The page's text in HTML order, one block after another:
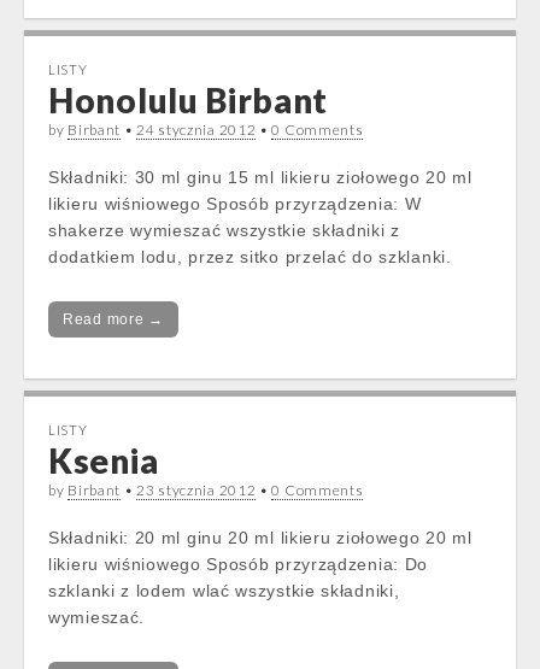
LISTY
Honolulu Birbant
by Birbant •24 stycznia 2012 •0 Comments
Składniki: 30 ml ginu 15 ml likieru ziołowego 20 ml
likieru wiśniowego Sposób przyrządzenia: W
shakerze wymieszać wszystkie składniki z
dodatkiem lodu, przez sitko przelać do szklanki.
Read more →
LISTY
Ksenia
by Birbant •23 stycznia 2012 •0 Comments
Składniki: 20 ml ginu 20 ml likieru ziołowego 20 ml
likieru wiśniowego Sposób przyrządzenia: Do
szklanki z lodem wlać wszystkie składniki,
wymieszać.